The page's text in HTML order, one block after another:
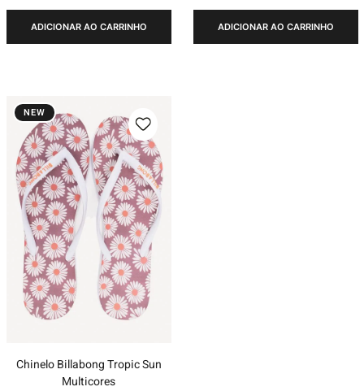
ADICIONAR AO CARRINHO ADICIONAR AO CARRINHO
NEW
Chinelo Billabong Tropic Sun
Multicores